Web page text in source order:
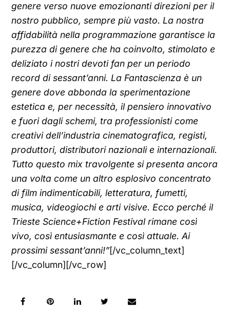
genere verso nuove emozionanti direzioni per il
nostro pubblico, sempre più vasto. La nostra
affidabilità nella programmazione garantisce la
purezza di genere che ha coinvolto, stimolato e
deliziato i nostri devoti fan per un periodo
record di sessant’anni. La Fantascienza è un
genere dove abbonda la sperimentazione
estetica e, per necessità, il pensiero innovativo
e fuori dagli schemi, tra professionisti come
creativi dell’industria cinematografica, registi,
produttori, distributori nazionali e internazionali.
Tutto questo mix travolgente si presenta ancora
una volta come un altro esplosivo concentrato
di film indimenticabili, letteratura, fumetti,
musica, videogiochi e arti visive. Ecco perché il
Trieste Science+Fiction Festival rimane così
vivo, così entusiasmante e così attuale. Ai
prossimi sessant’anni!”[/vc_column_text]
[/vc_column][/vc_row]